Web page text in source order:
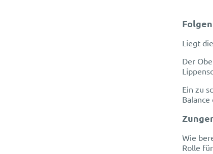
Liegt
Der
Ein zu
Balance
Wie
Rolle